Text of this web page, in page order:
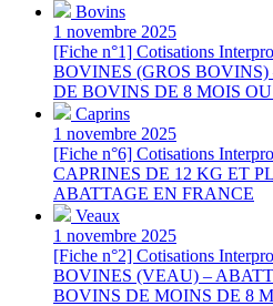
Bovins
1 novembre 2025
[Fiche n°1] Cotisations
BOVINES (GROS
DE BOVINS DE 8 MOIS
Caprins
1 novembre 2025
[Fiche n°6] Cotisations
CAPRINES DE 12 KG ET
ABATTAGE EN FRANCE
Veaux
1 novembre 2025
[Fiche n°2] Cotisations
BOVINES (VEAU) –
BOVINS DE MOINS DE 8